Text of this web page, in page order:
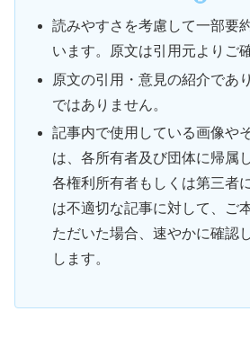
読みやすさを考慮して一部要
います。原文は引用元よりご
原文の引用・意見の紹介であ
ではありません。
記事内で使用している画像や
は、各所有者及び団体に帰属
各権利所有者もしくは第三者
は不適切な記事に対して、ご
ただいた場合、速やかに確認
します。